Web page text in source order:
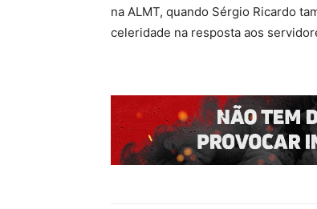
na ALMT, quando Sérgio Ricardo
celeridade na resposta aos